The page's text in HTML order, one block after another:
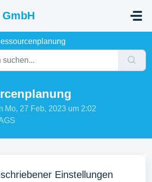
Inhalt gehen
Mo, 27 Feb, 2023 um 2:02
Einstellungen